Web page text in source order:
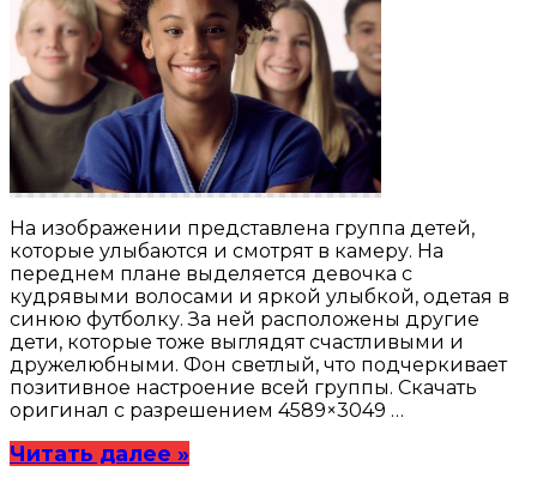
На изображении представлена группа детей,
которые улыбаются и смотрят в камеру. На
переднем плане выделяется девочка с
кудрявыми волосами и яркой улыбкой, одетая в
синюю футболку. За ней расположены другие
дети, которые тоже выглядят счастливыми и
дружелюбными. Фон светлый, что подчеркивает
позитивное настроение всей группы. Скачать
оригинал с разрешением 4589×3049 …
Читать далее »